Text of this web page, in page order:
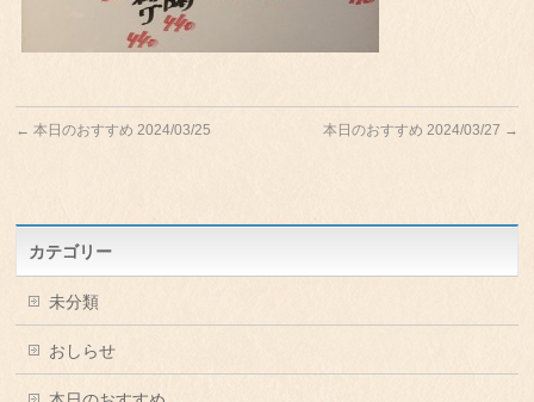
← 本日のおすすめ 2024/03/25 本日のおすすめ 2024/03/27 →
カテゴリー
未分類
おしらせ